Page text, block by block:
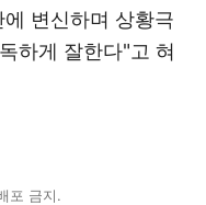
변신하며 상황극
하게 잘한다"고 혀
포 금지.